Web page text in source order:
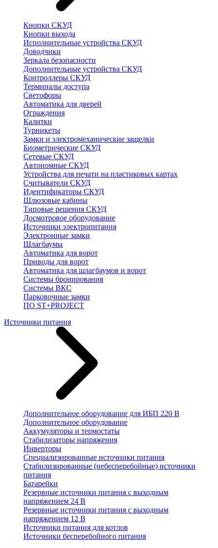
Кнопки СКУД
Кнопки выхода
Исполнительные устройства СКУД
Доводчики
Зеркала безопасности
Дополнительные устройства СКУД
Контроллеры СКУД
Терминалы доступа
Светофоры
Автоматика для дверей
Ограждения
Калитки
Турникеты
Замки и электромеханические защелки
Биометрические СКУД
Сетевые СКУД
Автономные СКУД
Устройства для печати на пластиковых картах
Считыватели СКУД
Идентификаторы СКУД
Шлюзовые кабины
Типовые решения СКУД
Досмотровое оборудование
Источники электропитания
Электронные замки
Шлагбаумы
Автоматика для ворот
Приводы для ворот
Автоматика для шлагбаумов и ворот
Системы бронирования
Системы ВКС
Парковочные замки
ПО ST+PROJECT
Источники питания
Дополнительное оборудование для ИБП 220 В
Дополнительное оборудование
Аккумуляторы и термостаты
Стабилизаторы напряжения
Инверторы
Специализированные источники питания
Стабилизированные (небесперебойные) источники
питания
Батарейки
Резервные источники питания с выходным
напряжением 24 В
Резервные источники питания с выходным
напряжением 12 В
Источники питания для котлов
Источники бесперебойного питания